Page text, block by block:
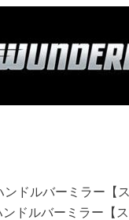
ドルバーミラー【
ドルバーミラー【